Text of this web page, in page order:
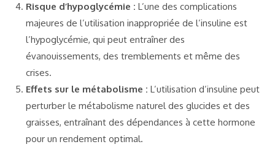
Risque d’hypoglycémie : L’une des complications
majeures de l’utilisation inappropriée de l’insuline est
l’hypoglycémie, qui peut entraîner des
évanouissements, des tremblements et même des
crises.
Effets sur le métabolisme : L’utilisation d’insuline peut
perturber le métabolisme naturel des glucides et des
graisses, entraînant des dépendances à cette hormone
pour un rendement optimal.